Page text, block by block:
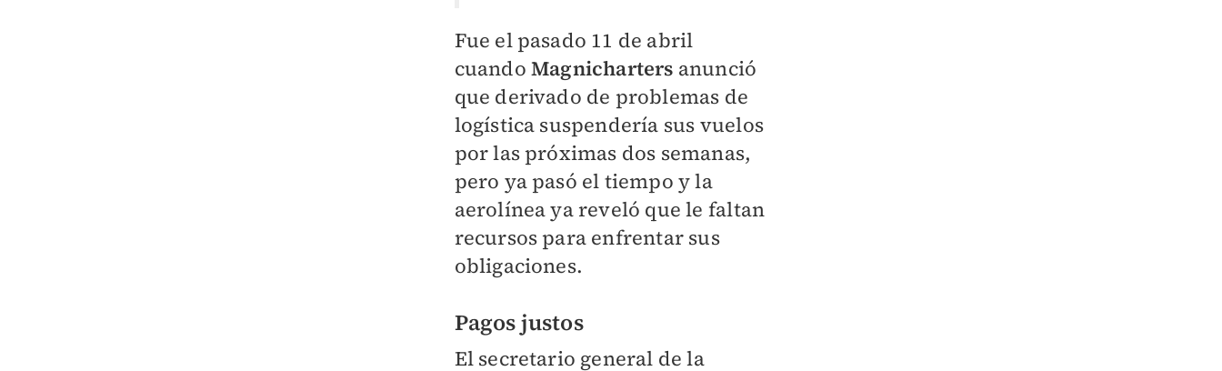
Fue el pasado 11 de abril
cuando Magnicharters anunció
que derivado de problemas de
logística suspendería sus vuelos
por las próximas dos semanas,
pero ya pasó el tiempo y la
aerolínea ya reveló que le faltan
recursos para enfrentar sus
obligaciones.
Pagos justos
El secretario general de la